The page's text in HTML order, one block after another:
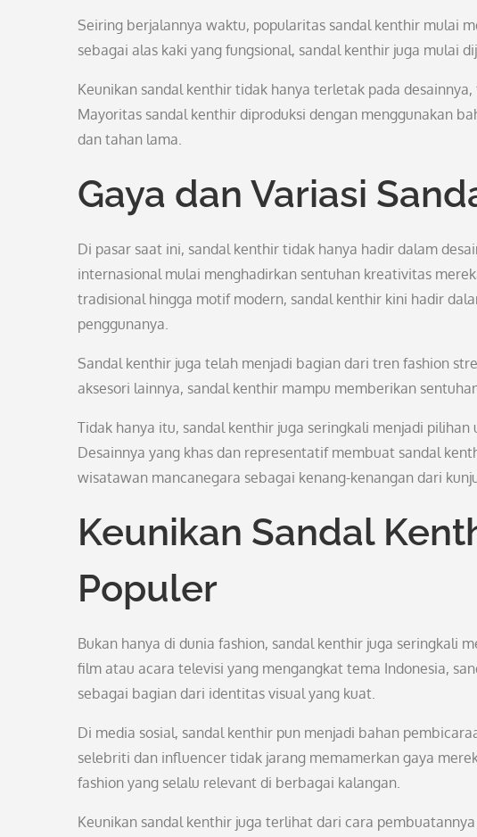
Seiring berjalannya waktu, popularitas sandal kenthir mulai
sebagai alas kaki yang fungsional, sandal kenthir juga mulai
Keunikan sandal kenthir tidak hanya terletak pada
Mayoritas sandal kenthir diproduksi dengan menggunakan
dan tahan lama.
Gaya dan Variasi
Di pasar saat ini, sandal kenthir tidak hanya hadir dalam
internasional mulai menghadirkan sentuhan kreativitas
tradisional hingga motif modern, sandal kenthir kini hadir
penggunanya.
Sandal kenthir juga telah menjadi bagian dari tren fashion
aksesori lainnya, sandal kenthir mampu memberikan
Tidak hanya itu, sandal kenthir juga seringkali menjadi
Desainnya yang khas dan representatif membuat sandal
wisatawan mancanegara sebagai kenang-kenangan dari
Keunikan Sandal
Populer
Bukan hanya di dunia fashion, sandal kenthir juga seringkali
film atau acara televisi yang mengangkat tema Indonesia,
sebagai bagian dari identitas visual yang kuat.
Di media sosial, sandal kenthir pun menjadi bahan
selebriti dan influencer tidak jarang memamerkan gaya
fashion yang selalu relevant di berbagai kalangan.
Keunikan sandal kenthir juga terlihat dari cara